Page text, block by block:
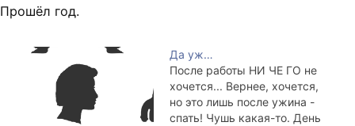
Прошёл год.
Да уж…
После работы НИ ЧЕ ГО не
хочется... Вернее, хочется,
но это лишь после ужина -
спать! Чушь какая-то. День